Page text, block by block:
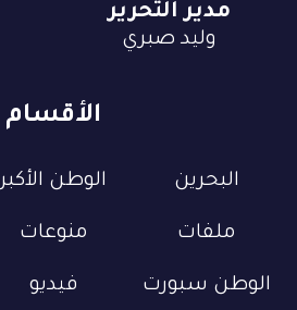
الأقسام
البحرين الوطن الأكبر
ملفات منوعات
الوطن سبورت فيديو
مدير التحرير
وليد صبري